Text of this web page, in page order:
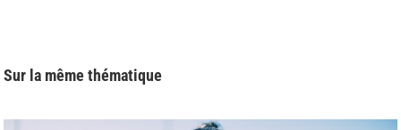
Sur la même thématique